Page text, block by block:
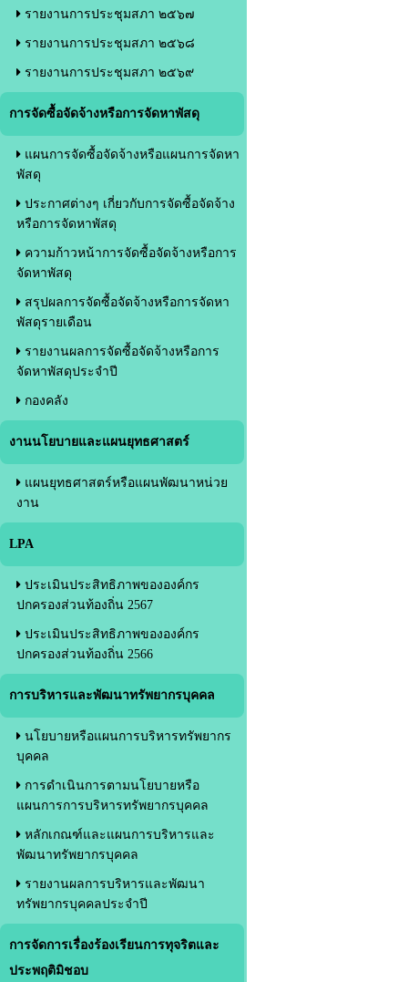
รายงานการประชุมสภา ๒๕๖๗
รายงานการประชุมสภา ๒๕๖๘
รายงานการประชุมสภา ๒๕๖๙
การจัดซื้อจัดจ้างหรือการจัดหาพัสดุ
แผนการจัดซื้อจัดจ้างหรือแผนการจัดหา
พัสดุ
ประกาศต่างๆ เกี่ยวกับการจัดซื้อจัดจ้าง
หรือการจัดหาพัสดุ
ความก้าวหน้าการจัดซื้อจัดจ้างหรือการ
จัดหาพัสดุ
สรุปผลการจัดซื้อจัดจ้างหรือการจัดหา
พัสดุรายเดือน
รายงานผลการจัดซื้อจัดจ้างหรือการ
จัดหาพัสดุประจำปี
กองคลัง
งานนโยบายและแผนยุทธศาสตร์
แผนยุทธศาสตร์หรือแผนพัฒนาหน่วย
งาน
LPA
ประเมินประสิทธิภาพขององค์กร
ปกครองส่วนท้องถิ่น 2567
ประเมินประสิทธิภาพขององค์กร
ปกครองส่วนท้องถิ่น 2566
การบริหารและพัฒนาทรัพยากรบุคคล
นโยบายหรือแผนการบริหารทรัพยากร
บุคคล
การดำเนินการตามนโยบายหรือ
แผนการการบริหารทรัพยากรบุคคล
หลักเกณฑ์และแผนการบริหารและ
พัฒนาทรัพยากรบุคคล
รายงานผลการบริหารและพัฒนา
ทรัพยากรบุคคลประจำปี
การจัดการเรื่องร้องเรียนการทุจริตและ
ประพฤติมิชอบ